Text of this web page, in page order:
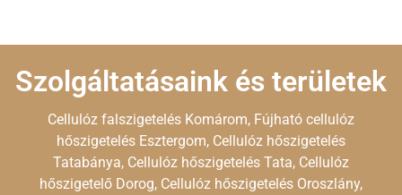
Szolgáltatásaink és területek
Cellulóz falszigetelés Komárom, Fújható cellulóz
hőszigetelés Esztergom, Cellulóz hőszigetelés
Tatabánya, Cellulóz hőszigetelés Tata, Cellulóz
hőszigetelő Dorog, Cellulóz hőszigetelés Oroszlány,